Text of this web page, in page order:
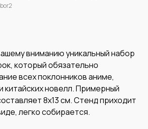
вниманию уникальный набор
который обязательно
всех поклонников аниме,
китайских новелл. Примерный
8х13 см. Стенд приходит
легко собирается.